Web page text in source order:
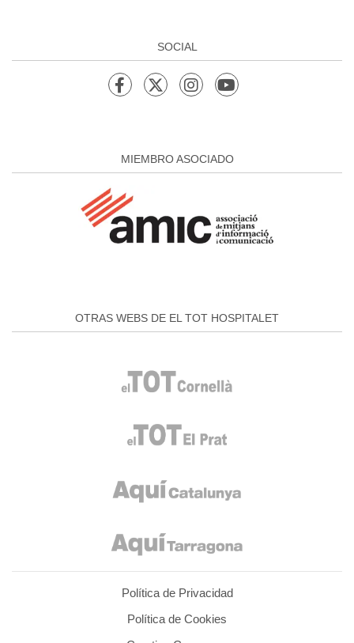
SOCIAL
MIEMBRO ASOCIADO
OTRAS WEBS DE EL TOT HOSPITALET
Política de Privacidad
Política de Cookies